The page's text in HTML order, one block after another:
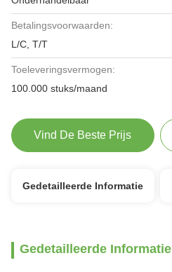
Betalingsvoorwaarden:
L/C, T/T
Toeleveringsvermogen:
100.000 stuks/maand
Vind De Beste Prijs
Gedetailleerde Informatie
Gedetailleerde Informatie